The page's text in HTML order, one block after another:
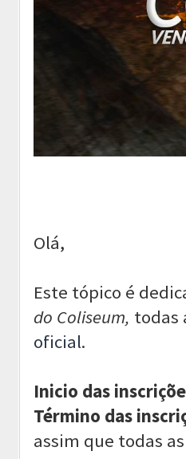
Olá,
Este tópico é
do Coliseum, todas
oficial.
Inicio das
Término das
assim que todas